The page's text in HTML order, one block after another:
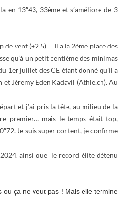
en 13″43, 33ème et s’améliore de 3
vent (+2.5) … Il a la 2ème place des
qu’à un petit centième des minimas
1er juillet des CE étant donné qu’il a
et Jéremy Eden Kadavil (Athle.ch). Au
et j’ai pris la tête, au milieu de la
premier… mais le temps était top,
Je suis super content, je confirme
ainsi que le record élite détenu
ou ça ne veut pas ! Mais elle termine